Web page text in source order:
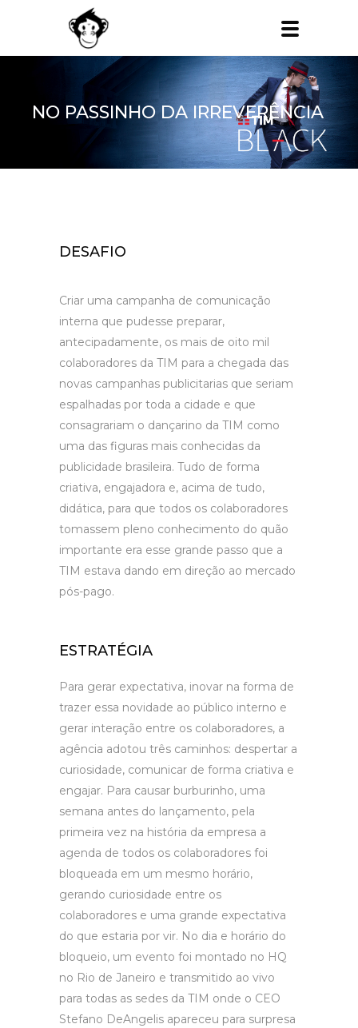
NO PASSINHO DA IRREVERÊNCIA
DESAFIO
Criar uma campanha de comunicação
interna que pudesse preparar,
antecipadamente, os mais de oito mil
colaboradores da TIM para a chegada das
novas campanhas publicitarias que seriam
espalhadas por toda a cidade e que
consagrariam o dançarino da TIM como
uma das figuras mais conhecidas da
publicidade brasileira. Tudo de forma
criativa, engajadora e, acima de tudo,
didática, para que todos os colaboradores
tomassem pleno conhecimento do quão
importante era esse grande passo que a
TIM estava dando em direção ao mercado
pós-pago.
ESTRATÉGIA
Para gerar expectativa, inovar na forma de
trazer essa novidade ao público interno e
gerar interação entre os colaboradores, a
agência adotou três caminhos: despertar a
curiosidade, comunicar de forma criativa e
engajar. Para causar burburinho, uma
semana antes do lançamento, pela
primeira vez na história da empresa a
agenda de todos os colaboradores foi
bloqueada em um mesmo horário,
gerando curiosidade entre os
colaboradores e uma grande expectativa
do que estaria por vir. No dia e horário do
bloqueio, um evento foi montado no HQ
no Rio de Janeiro e transmitido ao vivo
para todas as sedes da TIM onde o CEO
Stefano DeAngelis apareceu para surpresa